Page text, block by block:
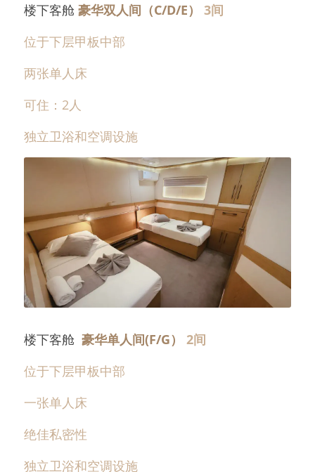
楼下客舱 豪华双人间（C/D/E） 3间
位于下层甲板中部
两张单人床
可住：2人
独立卫浴和空调设施
楼下客舱 豪华单人间(F/G） 2间
位于下层甲板中部
一张单人床
绝佳私密性
独立卫浴和空调设施